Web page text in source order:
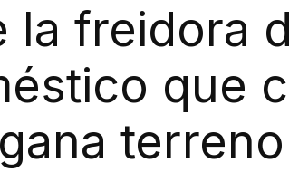
la freidora
que